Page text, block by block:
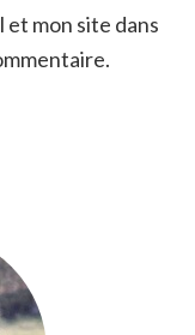
et mon site dans